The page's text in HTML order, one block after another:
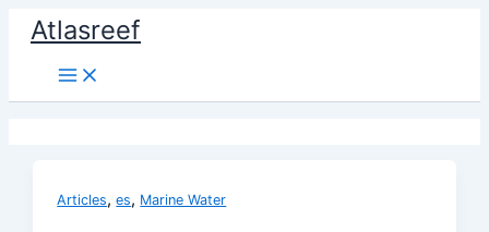
contenido
Atlasreef
Articles,es, Marine Water